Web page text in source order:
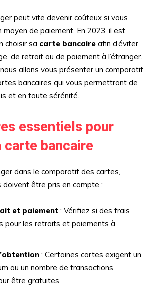
peut vite devenir coûteux si vous
moyen de paiement. En 2023, il est
choisir sa carte bancaire afin d’éviter
de retrait ou de paiement à l’étranger.
allons vous présenter un comparatif
bancaires qui vous permettront de
et en toute sérénité.
essentiels pour
carte bancaire
dans le comparatif des cartes,
doivent être pris en compte :
et paiement : Vérifiez si des frais
pour les retraits et paiements à
: Certaines cartes exigent un
ou un nombre de transactions
être gratuites.